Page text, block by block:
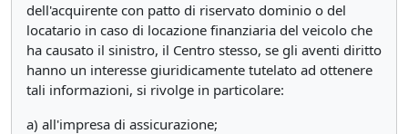
dell'acquirente con patto di riservato dominio o del
locatario in caso di locazione finanziaria del veicolo che
ha causato il sinistro, il Centro stesso, se gli aventi diritto
hanno un interesse giuridicamente tutelato ad ottenere
tali informazioni, si rivolge in particolare:
a) all'impresa di assicurazione;